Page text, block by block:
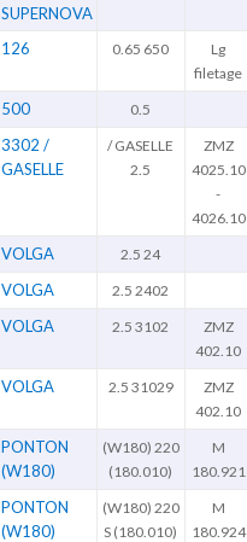
SUPERNOVA
126 0.65 650
Lg
filetage
500 0.5
3302 /
GASELLE
/ GASELLE
2.5
ZMZ
4025.10
-
4026.10
VOLGA 2.5 24
VOLGA 2.5 2402
VOLGA 2.5 3102
ZMZ
402.10
VOLGA 2.5 31029
ZMZ
402.10
PONTON
(W180)
(W180) 220
(180.010)
M
180.921
PONTON
(W180)
(W180) 220
S (180.010)
M
180.924